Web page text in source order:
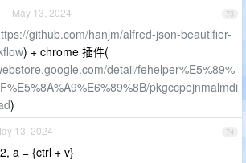
73
May 13, 2024
github.com/hanjm/alfred-json-beautifier-
) + chrome 插件(
detail/fehelper%E5%89%
pkgccpejnmalmdi
)
74
13, 2024
a = {ctrl + v}